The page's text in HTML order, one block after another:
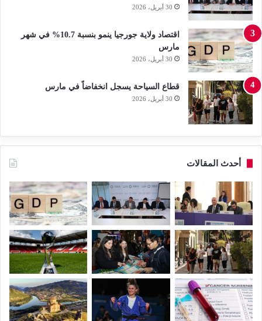
30 أبريل، 2026
اقتصاد ولاية جورجيا ينمو بنسبة 10.7% في شهر
مارس
30 أبريل، 2026
قطاع السياحة يسجل انخفاضاً في مارس
30 أبريل، 2026
أحدث المقالات